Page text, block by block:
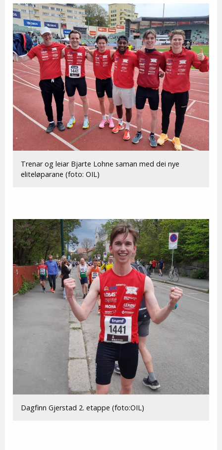
Trenar og leiar Bjarte Lohne saman med dei nye
eliteløparane (foto: OIL)
Dagfinn Gjerstad 2. etappe (foto:OIL)